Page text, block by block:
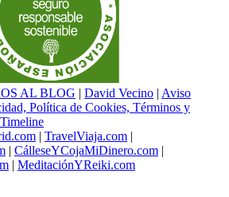
AL BLOG | David Vecino | Aviso
Política de Cookies, Términos y
Timeline
| TravelViaja.com |
| CálleseYCojaMiDinero.com |
| MeditaciónYReiki.com